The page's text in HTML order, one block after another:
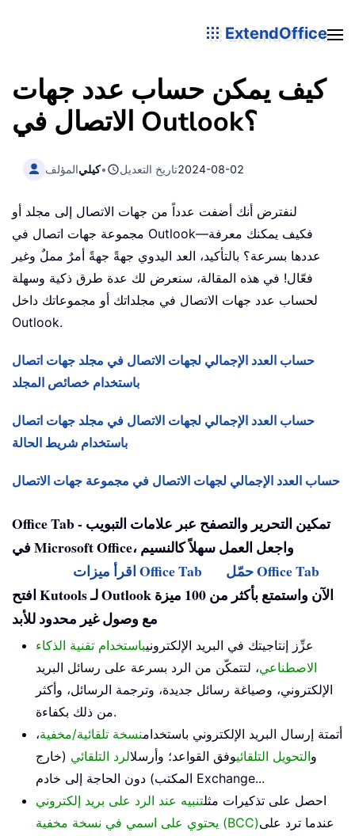
ExtendOffice
كيف يمكن حساب عدد جهات
الاتصال في Outlook؟
المؤلفكيلي• تاريخ التعديل2024-08-02
لنفترض أنك أضفت عدداً من جهات الاتصال إلى مجلد أو
مجموعة جهات اتصال في Outlook—فكيف يمكنك معرفة
عددها بسرعة؟ بالتأكيد، العد اليدوي جهةً جهةً أمرٌ مملٌ وغير
فعّال! في هذه المقالة، سنعرض لك عدة طرق ذكية وسهلة
لحساب عدد جهات الاتصال في مجلداتك أو مجموعاتك داخل
Outlook.
حساب العدد الإجمالي لجهات الاتصال في مجلد جهات اتصال
باستخدام خصائص المجلد
حساب العدد الإجمالي لجهات الاتصال في مجلد جهات اتصال
باستخدام شريط الحالة
حساب العدد الإجمالي لجهات الاتصال في مجموعة جهات الاتصال
Office Tab - تمكين التحرير والتصفح عبر علامات التبويب
في Microsoft Office، واجعل العمل سهلاً كالنسيم
اقرأ ميزات Office Tab
حمّل Office Tab
افتح Kutools لـ Outlook الآن واستمتع بأكثر من 100 ميزة
مع وصول غير محدود للأبد
عزِّز إنتاجيتك في البريد الإلكترونيباستخدام تقنية الذكاء
الاصطناعي، لتتمكّن من الرد بسرعة على رسائل البريد
الإلكتروني، وصياغة رسائل جديدة، وترجمة الرسائل، وأكثر
من ذلك بكفاءة.
أتمتة إرسال البريد الإلكتروني باستخدامنسخة تلقائية/مخفية،
والتحويل التلقائيوفق القواعد؛ وأرسلالرد التلقائي (خارج
المكتب) دون الحاجة إلى خادم Exchange...
احصل على تذكيرات مثلتنبيه عند الرد على بريد إلكتروني
يحتوي على اسمي في نسخة مخفية (BCC)عندما ترد على